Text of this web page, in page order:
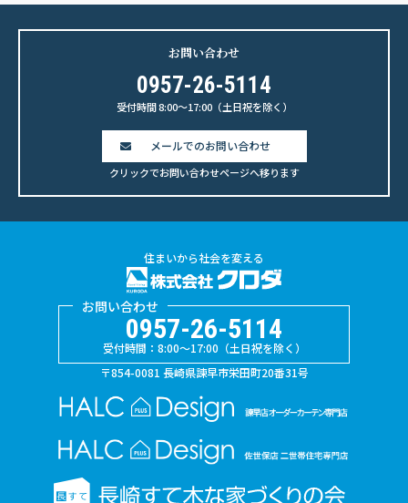
お問い合わせ
0957-26-5114
受付時間 8:00〜17:00（土日祝を除く）
メールでのお問い合わせ
クリックでお問い合わせページへ移ります
住まいから社会を変える
お問い合わせ
0957-26-5114
受付時間：8:00〜17:00（土日祝を除く）
〒854-0081 長崎県諫早市栄田町20番31号